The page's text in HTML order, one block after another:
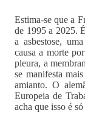
Estima-se que a
de 1995 a 2025.
a asbestose,
causa a morte
pleura, a
se manifesta
amianto. O
Europeia de
acha que isso é